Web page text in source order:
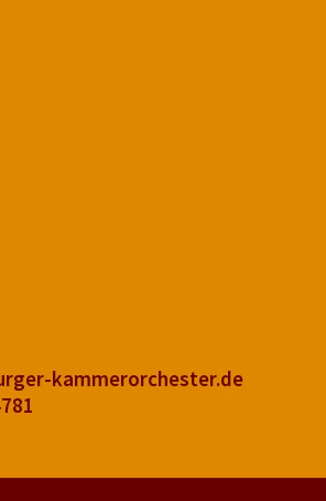
kammerorchester.de